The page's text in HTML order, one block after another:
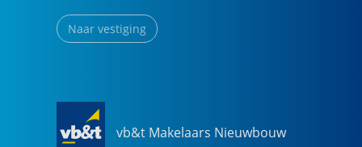
Naar vestiging
vb&t Makelaars Nieuwbouw